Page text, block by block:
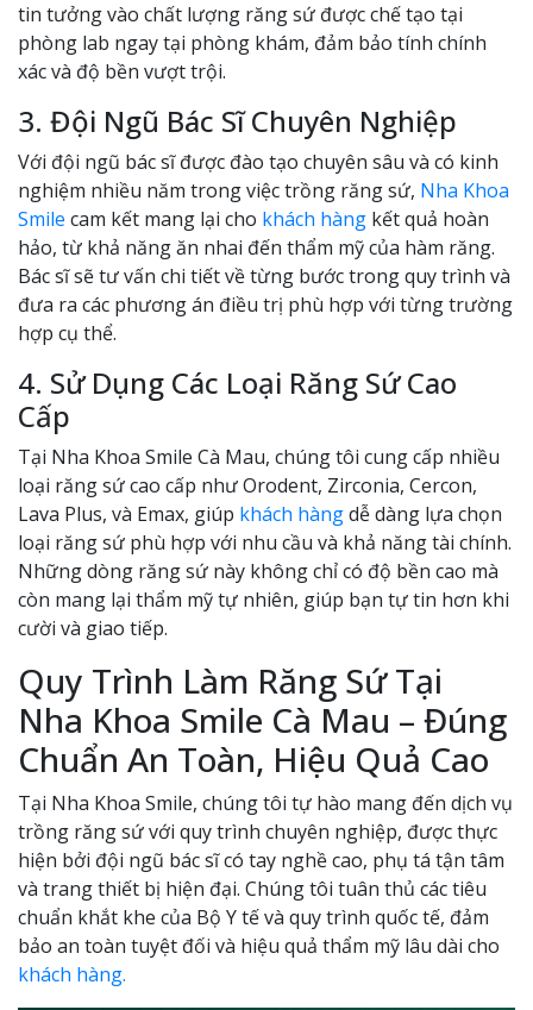
tin tưởng vào chất lượng răng sứ được chế tạo tại
phòng lab ngay tại phòng khám, đảm bảo tính chính
xác và độ bền vượt trội.
3. Đội Ngũ Bác Sĩ Chuyên Nghiệp
Với đội ngũ bác sĩ được đào tạo chuyên sâu và có kinh
nghiệm nhiều năm trong việc trồng răng sứ, Nha Khoa
Smile cam kết mang lại cho khách hàng kết quả hoàn
hảo, từ khả năng ăn nhai đến thẩm mỹ của hàm răng.
Bác sĩ sẽ tư vấn chi tiết về từng bước trong quy trình và
đưa ra các phương án điều trị phù hợp với từng trường
hợp cụ thể.
4. Sử Dụng Các Loại Răng Sứ Cao
Cấp
Tại Nha Khoa Smile Cà Mau, chúng tôi cung cấp nhiều
loại răng sứ cao cấp như Orodent, Zirconia, Cercon,
Lava Plus, và Emax, giúp khách hàngdễ dàng lựa chọn
loại răng sứ phù hợp với nhu cầu và khả năng tài chính.
Những dòng răng sứ này không chỉ có độ bền cao mà
còn mang lại thẩm mỹ tự nhiên, giúp bạn tự tin hơn khi
cười và giao tiếp.
Quy Trình Làm Răng Sứ Tại
Nha Khoa Smile Cà Mau – Đúng
Chuẩn An Toàn, Hiệu Quả Cao
Tại Nha Khoa Smile, chúng tôi tự hào mang đến dịch vụ
trồng răng sứ với quy trình chuyên nghiệp, được thực
hiện bởi đội ngũ bác sĩ có tay nghề cao, phụ tá tận tâm
và trang thiết bị hiện đại. Chúng tôi tuân thủ các tiêu
chuẩn khắt khe của Bộ Y tế và quy trình quốc tế, đảm
bảo an toàn tuyệt đối và hiệu quả thẩm mỹ lâu dài cho
khách hàng.